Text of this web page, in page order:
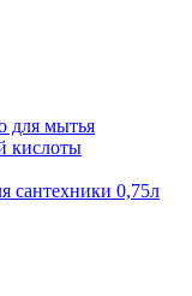
для мытья
кислоты